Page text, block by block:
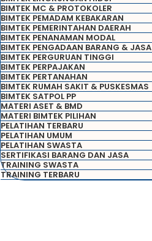
BIMTEK MC & PROTOKOLER
BIMTEK PEMADAM KEBAKARAN
BIMTEK PEMERINTAHAN DAERAH
BIMTEK PENANAMAN MODAL
BIMTEK PENGADAAN BARANG & JASA
BIMTEK PERGURUAN TINGGI
BIMTEK PERPAJAKAN
BIMTEK PERTANAHAN
BIMTEK RUMAH SAKIT & PUSKESMAS
BIMTEK SATPOL PP
MATERI ASET & BMD
MATERI BIMTEK PILIHAN
PELATIHAN TERBARU
PELATIHAN UMUM
PELATIHAN SWASTA
SERTIFIKASI BARANG DAN JASA
TRAINING SWASTA
TRAINING TERBARU